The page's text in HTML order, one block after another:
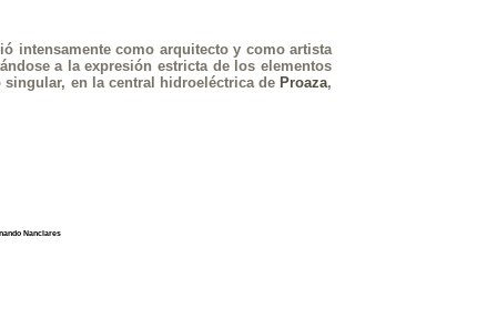
intensamente como arquitecto y como artista
a la expresión estricta de los elementos
en la central hidroeléctrica de Proaza,
Nanclares